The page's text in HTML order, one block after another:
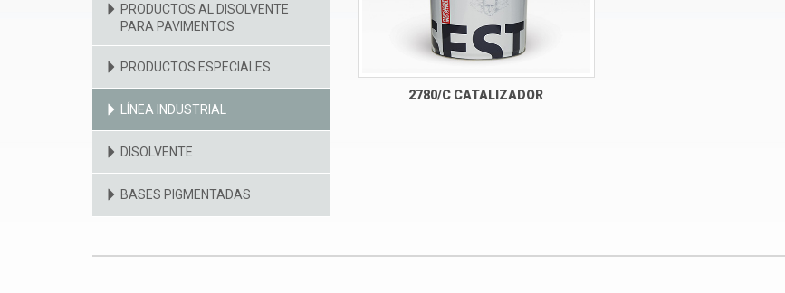
2780/C CATALIZADOR
PRODUCTOS AL DISOLVENTE
PARA PAVIMENTOS
PRODUCTOS ESPECIALES
LÍNEA INDUSTRIAL
DISOLVENTE
BASES PIGMENTADAS